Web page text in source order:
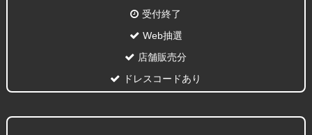
受付終了
Web抽選
店舗販売分
ドレスコードあり